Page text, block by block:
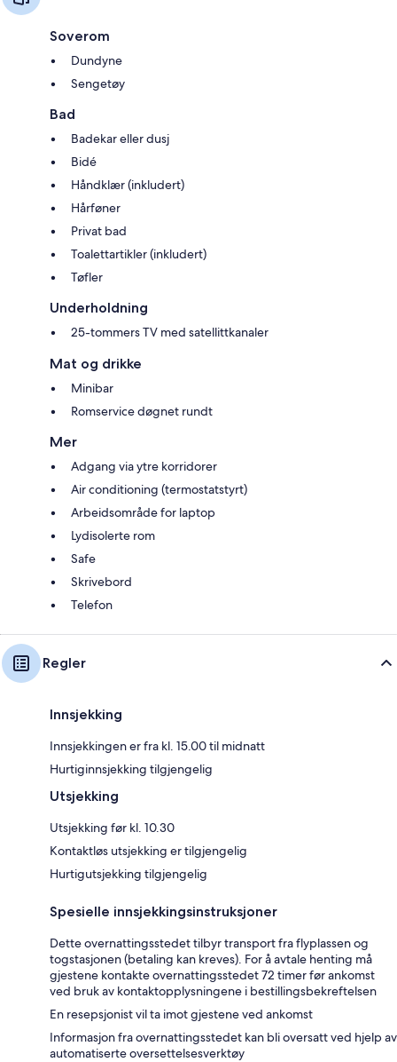
Soverom
Dundyne
Sengetøy
Bad
Badekar eller dusj
Bidé
Håndklær (inkludert)
Hårføner
Privat bad
Toalettartikler (inkludert)
Tøfler
Underholdning
25-tommers TV med satellittkanaler
Mat og drikke
Minibar
Romservice døgnet rundt
Mer
Adgang via ytre korridorer
Air conditioning (termostatstyrt)
Arbeidsområde for laptop
Lydisolerte rom
Safe
Skrivebord
Telefon
Regler
Innsjekking
Innsjekkingen er fra kl. 15.00 til midnatt
Hurtiginnsjekking tilgjengelig
Utsjekking
Utsjekking før kl. 10.30
Kontaktløs utsjekking er tilgjengelig
Hurtigutsjekking tilgjengelig
Spesielle innsjekkingsinstruksjoner
Dette overnattingsstedet tilbyr transport fra flyplassen og
togstasjonen (betaling kan kreves). For å avtale henting må
gjestene kontakte overnattingsstedet 72 timer før ankomst
ved bruk av kontaktopplysningene i bestillingsbekreftelsen
En resepsjonist vil ta imot gjestene ved ankomst
Informasjon fra overnattingsstedet kan bli oversatt ved hjelp av
automatiserte oversettelsesverktøy